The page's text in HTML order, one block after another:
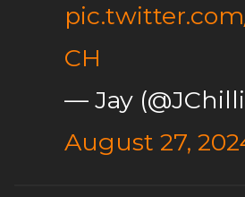
CH
— Jay
August 27,